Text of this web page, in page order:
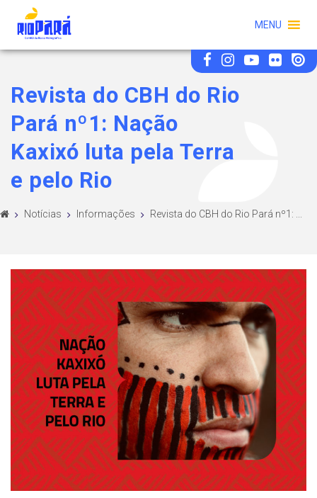
MENU
Revista do CBH do Rio
Pará nº1: Nação
Kaxixó luta pela Terra
e pelo Rio
Notícias Informações Revista do CBH do Rio Pará nº1: ...